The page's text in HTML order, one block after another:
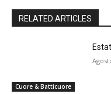
RELATED ARTICLES
Cuore & Batticuore